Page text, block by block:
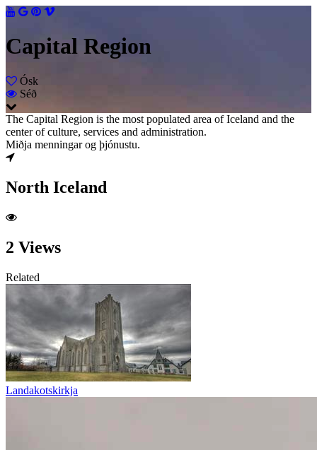
Capital Region
Ósk
Séð
The Capital Region is the most populated area of Iceland and the
center of culture, services and administration.
Miðja menningar og þjónustu.
North Iceland
2 Views
Related
Landakotskirkja